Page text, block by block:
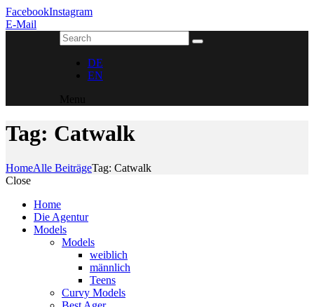
FacebookInstagram
E-Mail
DE
EN
Menu
Tag: Catwalk
HomeAlle BeiträgeTag: Catwalk
Close
Home
Die Agentur
Models
Models
weiblich
männlich
Teens
Curvy Models